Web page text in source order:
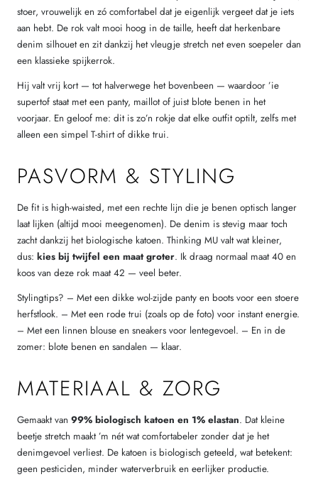
stoer, vrouwelijk en zó comfortabel dat je eigenlijk vergeet dat je iets
aan hebt. De rok valt mooi hoog in de taille, heeft dat herkenbare
denim silhouet en zit dankzij het vleugje stretch net even soepeler dan
een klassieke spijkerrok.
Hij valt vrij kort — tot halverwege het bovenbeen — waardoor ’ie
supertof staat met een panty, maillot of juist blote benen in het
voorjaar. En geloof me: dit is zo’n rokje dat elke outfit optilt, zelfs met
alleen een simpel T-shirt of dikke trui.
PASVORM & STYLING
De fit is high-waisted, met een rechte lijn die je benen optisch langer
laat lijken (altijd mooi meegenomen). De denim is stevig maar toch
zacht dankzij het biologische katoen. Thinking MU valt wat kleiner,
dus: kies bij twijfel een maat groter. Ik draag normaal maat 40 en
koos van deze rok maat 42 — veel beter.
Stylingtips? – Met een dikke wol-zijde panty en boots voor een stoere
herfstlook. – Met een rode trui (zoals op de foto) voor instant energie.
– Met een linnen blouse en sneakers voor lentegevoel. – En in de
zomer: blote benen en sandalen — klaar.
MATERIAAL & ZORG
Gemaakt van 99% biologisch katoen en 1% elastan. Dat kleine
beetje stretch maakt ’m nét wat comfortabeler zonder dat je het
denimgevoel verliest. De katoen is biologisch geteeld, wat betekent:
geen pesticiden, minder waterverbruik en eerlijker productie.